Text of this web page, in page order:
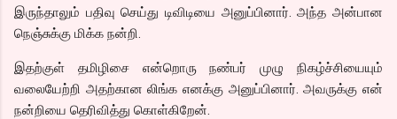
இருந்தாலும் பதிவு செய்து டிவிடியை அனுப்பினார். அந்த அன்பான
நெஞ்சுக்கு மிக்க நன்றி.
இதற்குள் தமிழிசை என்றொரு நண்பர் முழு நிகழ்ச்சியையும்
வலையேற்றி அதற்கான லிங்க எனக்கு அனுப்பினார். அவருக்கு என்
நன்றியை தெரிவித்து கொள்கிறேன்.